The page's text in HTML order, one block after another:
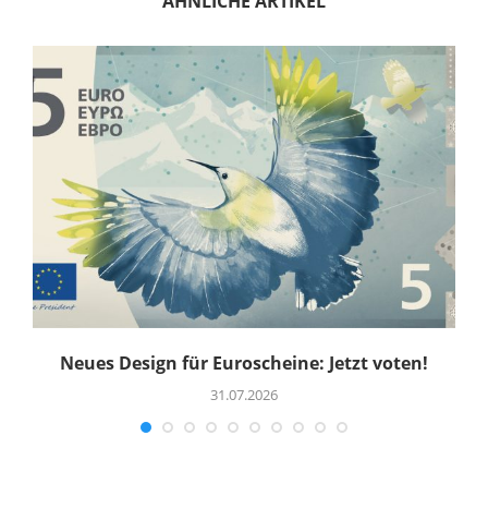
Neues Design für Euroscheine: Jetzt voten!
31.07.2026